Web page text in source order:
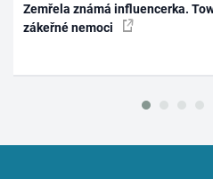
Zemřela známá influencerka.
zákeřné nemoci